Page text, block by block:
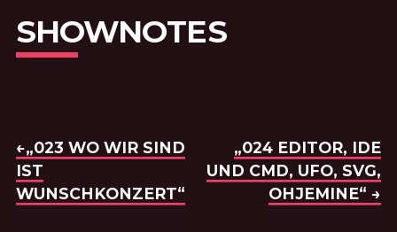
SHOWNOTES
BEITRAGSNAVIGATION
VORHERIGE FOLGE:
←„023 WO WIR SIND
IST
WUNSCHKONZERT“
NÄCHSTE FOLGE:
„024 EDITOR, IDE
UND CMD, UFO, SVG,
OHJEMINE“ →